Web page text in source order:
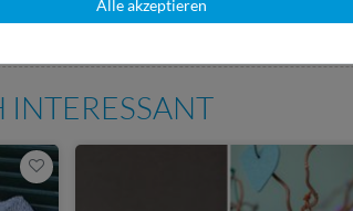
E-Mail Kundenservice
Antwort in 24h
Alle akzeptieren